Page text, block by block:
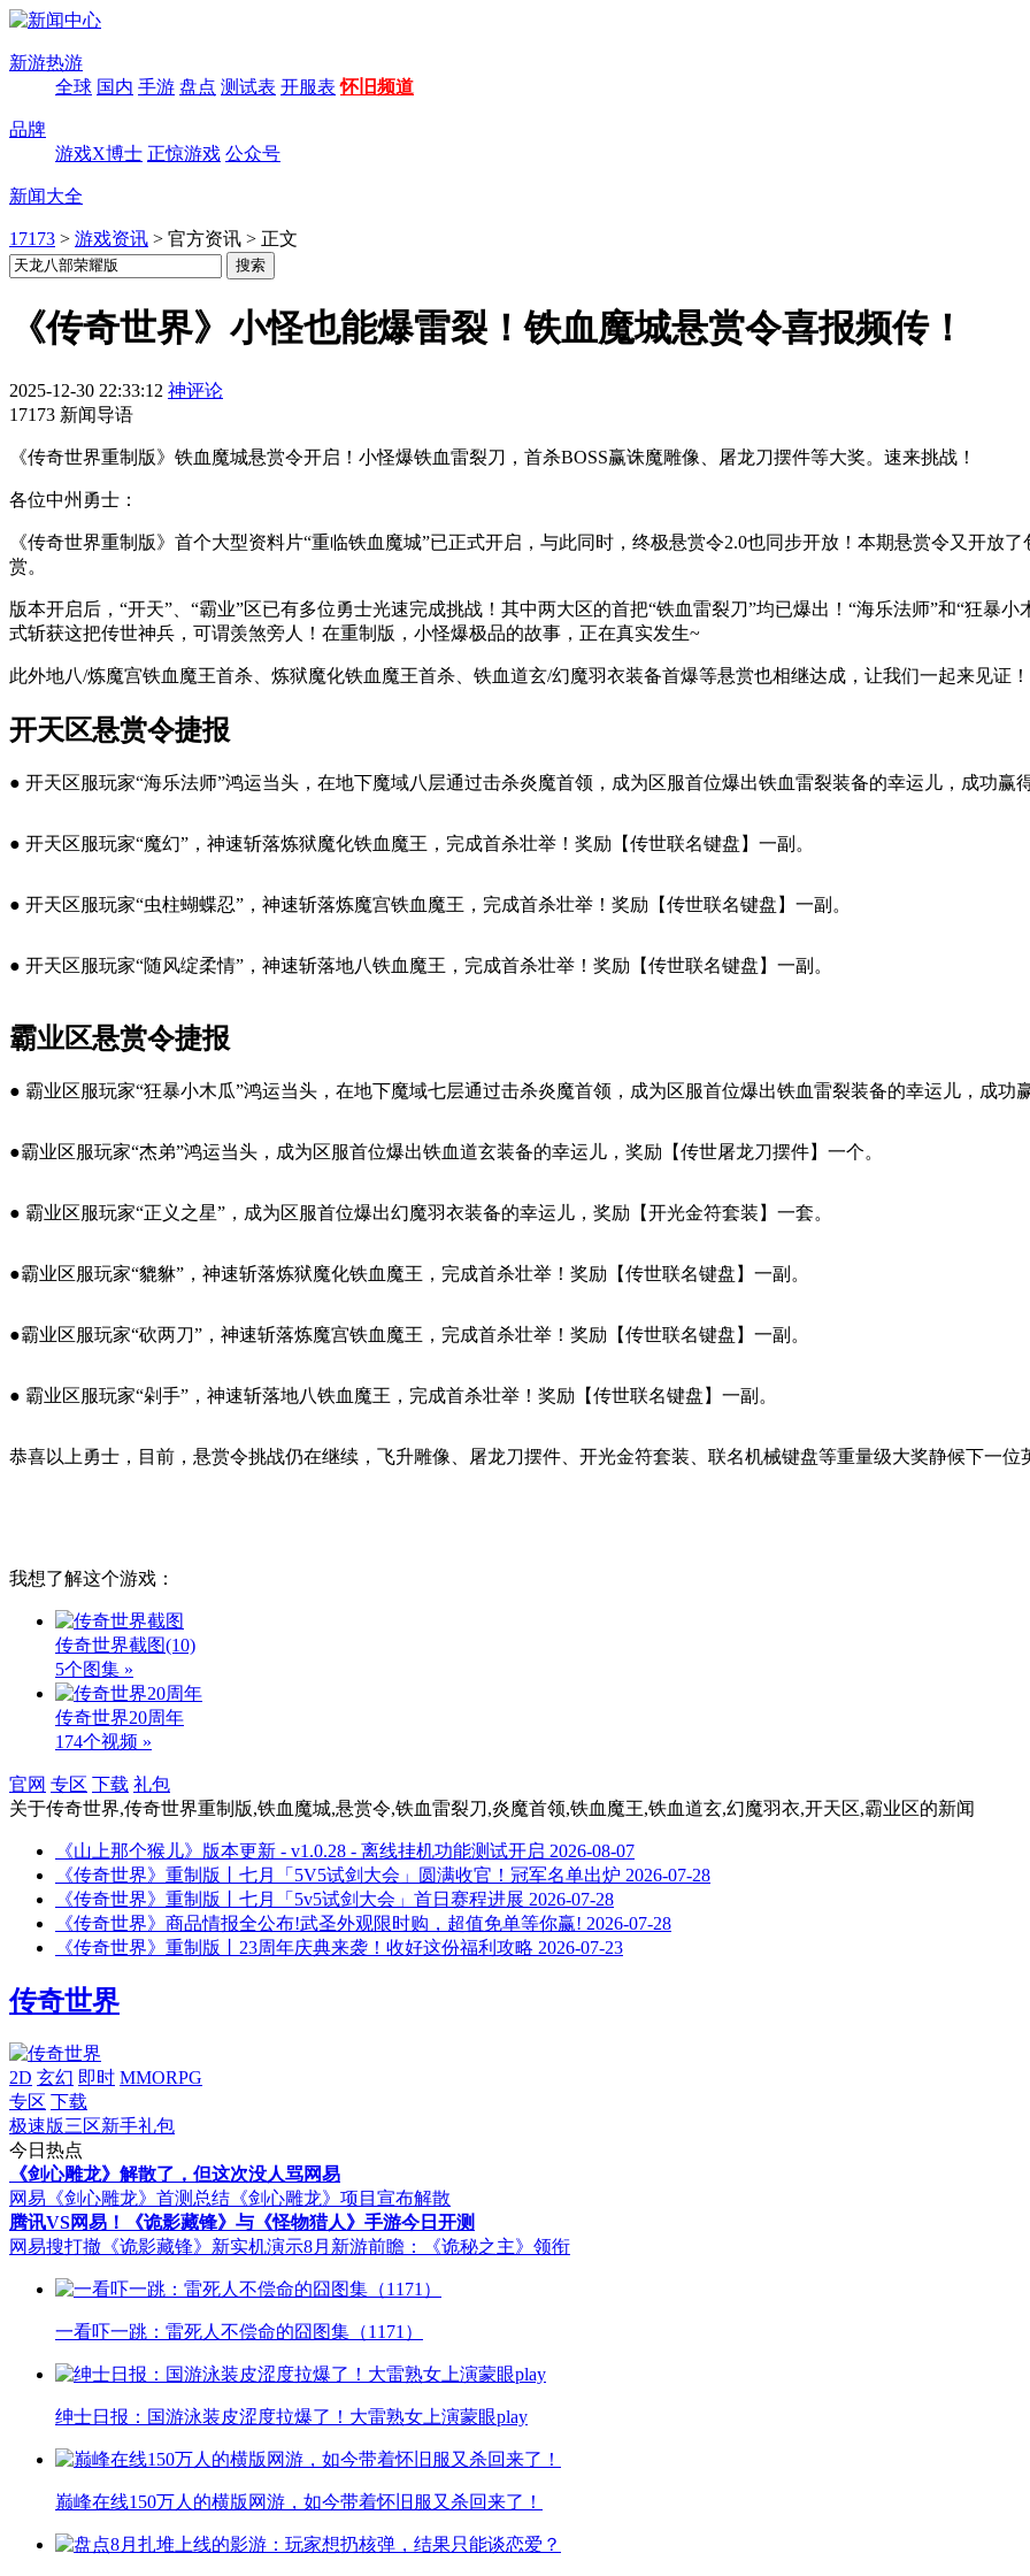
新游热游
全球 国内 手游 盘点 测试表 开服表 怀旧频道
品牌
游戏X博士 正惊游戏 公众号
新闻大全
17173 > 游戏资讯 > 官方资讯 > 正文
《传奇世界》小怪也能爆雷裂！铁血魔城悬赏令喜报频传！
2025-12-30 22:33:12 神评论
17173 新闻导语
《传奇世界重制版》铁血魔城悬赏令开启！小怪爆铁血雷裂刀，首杀BOSS赢诛魔雕像、屠龙刀摆件等大奖。速来挑战！
各位中州勇士：
《传奇世界重制版》首个大型资料片“重临铁血魔城”已正式开启，与此同时，终极悬赏令2.0也同步开放！本期悬赏令又开放
赏。
版本开启后，“开天”、“霸业”区已有多位勇士光速完成挑战！其中两大区的首把“铁血雷裂刀”均已爆出！“海乐法师”和“狂暴
式斩获这把传世神兵，可谓羡煞旁人！在重制版，小怪爆极品的故事，正在真实发生~
此外地八/炼魔宫铁血魔王首杀、炼狱魔化铁血魔王首杀、铁血道玄/幻魔羽衣装备首爆等悬赏也相继达成，让我们一起来见证！
开天区悬赏令捷报
● 开天区服玩家“海乐法师”鸿运当头，在地下魔域八层通过击杀炎魔首领，成为区服首位爆出铁血雷裂装备的幸运儿，成功赢
● 开天区服玩家“魔幻”，神速斩落炼狱魔化铁血魔王，完成首杀壮举！奖励【传世联名键盘】一副。
● 开天区服玩家“虫柱蝴蝶忍”，神速斩落炼魔宫铁血魔王，完成首杀壮举！奖励【传世联名键盘】一副。
● 开天区服玩家“随风绽柔情”，神速斩落地八铁血魔王，完成首杀壮举！奖励【传世联名键盘】一副。
霸业区悬赏令捷报
● 霸业区服玩家“狂暴小木瓜”鸿运当头，在地下魔域七层通过击杀炎魔首领，成为区服首位爆出铁血雷裂装备的幸运儿，成功
●霸业区服玩家“杰弟”鸿运当头，成为区服首位爆出铁血道玄装备的幸运儿，奖励【传世屠龙刀摆件】一个。
● 霸业区服玩家“正义之星”，成为区服首位爆出幻魔羽衣装备的幸运儿，奖励【开光金符套装】一套。
●霸业区服玩家“貔貅”，神速斩落炼狱魔化铁血魔王，完成首杀壮举！奖励【传世联名键盘】一副。
●霸业区服玩家“砍两刀”，神速斩落炼魔宫铁血魔王，完成首杀壮举！奖励【传世联名键盘】一副。
● 霸业区服玩家“剁手”，神速斩落地八铁血魔王，完成首杀壮举！奖励【传世联名键盘】一副。
恭喜以上勇士，目前，悬赏令挑战仍在继续，飞升雕像、屠龙刀摆件、开光金符套装、联名机械键盘等重量级大奖静候下一位
我想了解这个游戏：
传奇世界截图(10)
5个图集 »
传奇世界20周年
174个视频 »
官网 专区 下载 礼包
关于传奇世界,传奇世界重制版,铁血魔城,悬赏令,铁血雷裂刀,炎魔首领,铁血魔王,铁血道玄,幻魔羽衣,开天区,霸业区的新闻
《山上那个猴儿》版本更新 - v1.0.28 - 离线挂机功能测试开启 2026-08-07
《传奇世界》重制版丨七月「5V5试剑大会」圆满收官！冠军名单出炉 2026-07-28
《传奇世界》重制版丨七月「5v5试剑大会」首日赛程进展 2026-07-28
《传奇世界》商品情报全公布!武圣外观限时购，超值免单等你赢! 2026-07-28
《传奇世界》重制版丨23周年庆典来袭！收好这份福利攻略 2026-07-23
传奇世界
2D 玄幻 即时 MMORPG
专区 下载
极速版三区新手礼包
今日热点
《剑心雕龙》解散了，但这次没人骂网易
网易《剑心雕龙》首测总结 《剑心雕龙》项目宣布解散
腾讯VS网易！《诡影藏锋》与《怪物猎人》手游今日开测
网易搜打撤《诡影藏锋》新实机演示8月新游前瞻：《诡秘之主》领衔
一看吓一跳：雷死人不偿命的囧图集（1171）
绅士日报：国游泳装皮涩度拉爆了！大雷熟女上演蒙眼play
巅峰在线150万人的横版网游，如今带着怀旧服又杀回来了！